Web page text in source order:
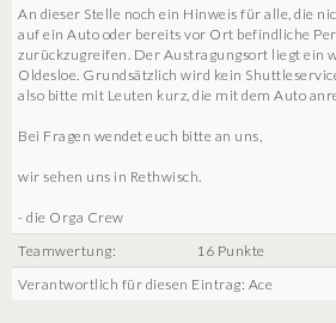
An dieser Stelle noch ein Hinweis für alle, die
auf ein Auto oder bereits vor Ort befindliche
zurückzugreifen. Der Austragungsort liegt ein
Oldesloe. Grundsätzlich wird kein
also bitte mit Leuten kurz, die mit dem Auto
Bei Fragen wendet euch bitte an uns,
wir sehen uns in Rethwisch.
- die Orga Crew
Teamwertung:
16 Punkte
Verantwortlich für diesen Eintrag: Ace